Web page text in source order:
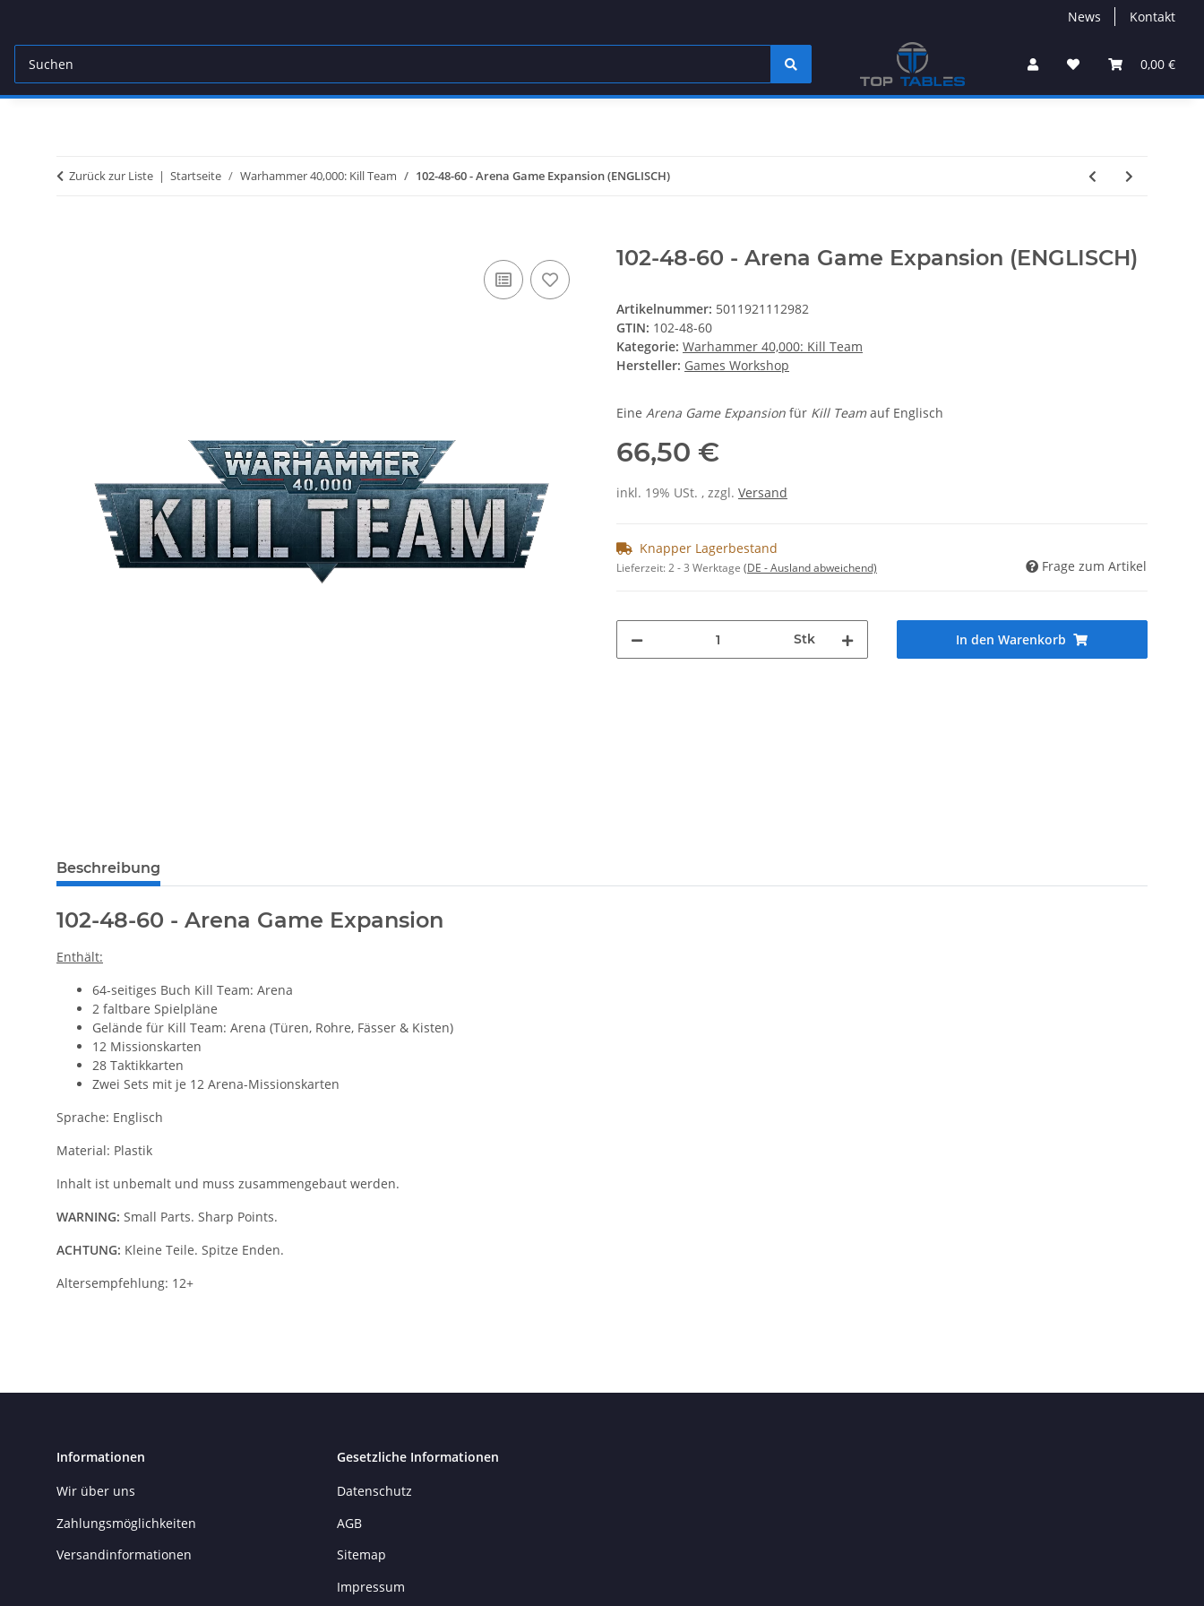
News Kontakt
0,00 €
Zurück zur Liste Startseite Warhammer 40,000: Kill Team 102-48-60 - Arena Game Expansion (ENGLISCH)
102-48-60 - Arena Game Expansion (ENGLISCH)
Artikelnummer: 5011921112982
GTIN: 102-48-60
Kategorie: Warhammer 40,000: Kill Team
Hersteller: Games Workshop
Eine Arena Game Expansion für Kill Teamauf Englisch
66,50 €
inkl. 19% USt. , zzgl. Versand
Knapper Lagerbestand
Lieferzeit:2 - 3 Werktage (DE - Ausland abweichend) Frage zum Artikel
Stk In den Warenkorb
Beschreibung
102-48-60 - Arena Game Expansion
Enthält:
64-seitiges Buch Kill Team: Arena
2 faltbare Spielpläne
Gelände für Kill Team: Arena (Türen, Rohre, Fässer & Kisten)
12 Missionskarten
28 Taktikkarten
Zwei Sets mit je 12 Arena-Missionskarten
Sprache: Englisch
Material: Plastik
Inhalt ist unbemalt und muss zusammengebaut werden.
WARNING: Small Parts. Sharp Points.
ACHTUNG: Kleine Teile. Spitze Enden.
Altersempfehlung: 12+
Informationen
Wir über uns
Zahlungsmöglichkeiten
Versandinformationen
Gesetzliche Informationen
Datenschutz
AGB
Sitemap
Impressum